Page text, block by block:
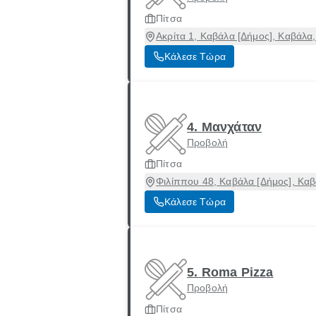
Πίτσα
Ακρίτα 1, Καβάλα [Δήμος],
Κάλεσε Τώρα
4. Μανχάταν
Προβολή
Πίτσα
Φιλίππου 48, Καβάλα [Δήμος],
Κάλεσε Τώρα
5. Roma Pizza
Προβολή
Πίτσα